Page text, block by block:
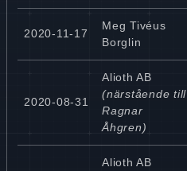
2020-11-17
Meg Tivéus
Borglin
2020-08-31
Alioth AB
(närstående till
Ragnar
Åhgren)
Alioth AB